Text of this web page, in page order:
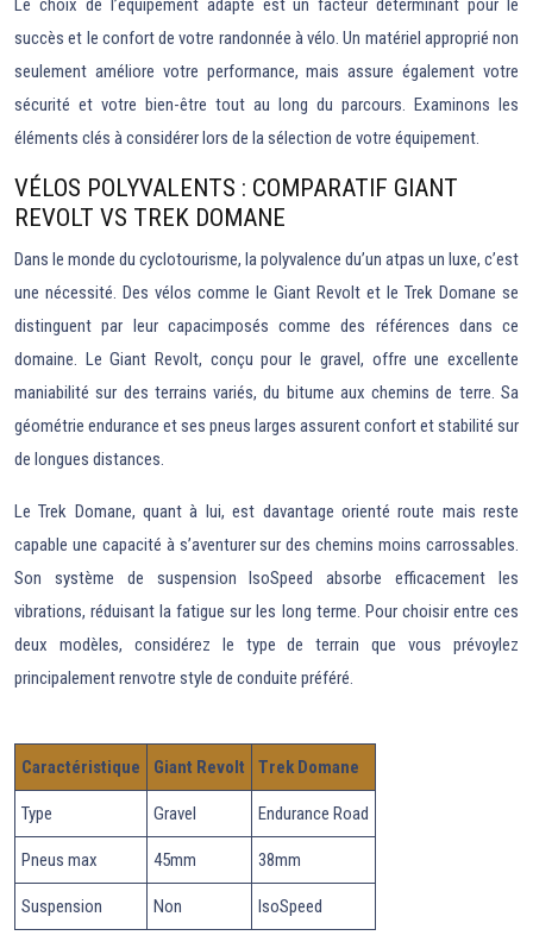
Le choix de l’équipement adapté est un facteur déterminant pour le
succès et le confort de votre randonnée à vélo. Un matériel approprié non
seulement améliore votre performance, mais assure également votre
sécurité et votre bien-être tout au long du parcours. Examinons les
éléments clés à considérer lors de la sélection de votre équipement.
VÉLOS POLYVALENTS : COMPARATIF GIANT
REVOLT VS TREK DOMANE
Dans le monde du cyclotourisme, la polyvalence du’un atpas un luxe, c’est
une nécessité. Des vélos comme le Giant Revolt et le Trek Domane se
distinguent par leur capacimposés comme des références dans ce
domaine. Le Giant Revolt, conçu pour le gravel, offre une excellente
maniabilité sur des terrains variés, du bitume aux chemins de terre. Sa
géométrie endurance et ses pneus larges assurent confort et stabilité sur
de longues distances.
Le Trek Domane, quant à lui, est davantage orienté route mais reste
capable une capacité à s’aventurer sur des chemins moins carrossables.
Son système de suspension IsoSpeed absorbe efficacement les
vibrations, réduisant la fatigue sur les long terme. Pour choisir entre ces
deux modèles, considérez le type de terrain que vous prévoylez
principalement renvotre style de conduite préféré.
Caractéristique Giant Revolt Trek Domane
Type Gravel Endurance Road
Pneus max 45mm 38mm
Suspension Non IsoSpeed